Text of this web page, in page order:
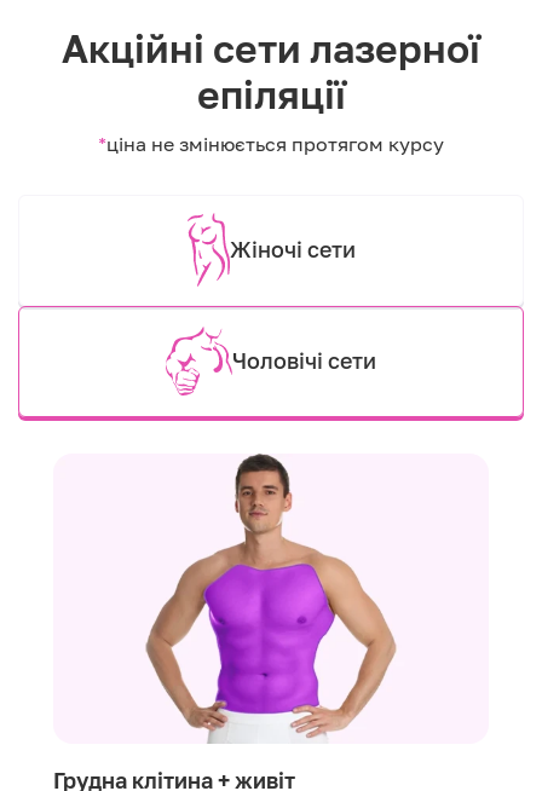
Акційні сети лазерної
епіляції
*ціна не змінюється протягом курсу
Жіночі сети
Чоловічі сети
Грудна клітина + живіт